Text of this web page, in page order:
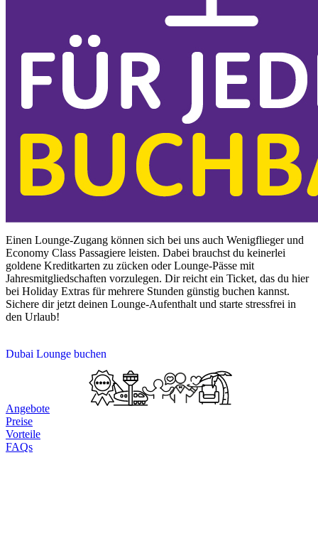
Einen Lounge-Zugang können sich bei uns auch Wenigflieger und
Economy Class Passagiere leisten. Dabei brauchst du keinerlei
goldene Kreditkarten zu zücken oder Lounge-Pässe mit
Jahresmitgliedschaften vorzulegen. Dir reicht ein Ticket, das du hier
bei Holiday Extras für mehrere Stunden günstig buchen kannst.
Sichere dir jetzt deinen Lounge-Aufenthalt und starte stressfrei in
den Urlaub!
Dubai Lounge buchen
Angebote
Preise
Vorteile
FAQs